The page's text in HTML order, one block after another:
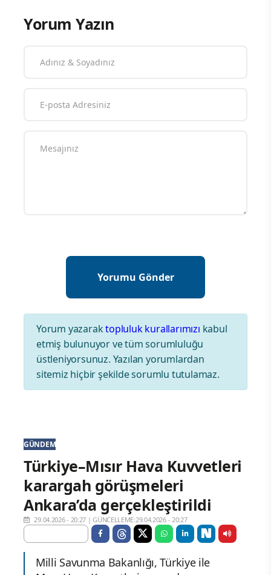
Yorum Yazın
Yorum yazaraktopluluk kurallarımızı kabul
etmiş bulunuyor ve tüm sorumluluğu
üstleniyorsunuz. Yazılan yorumlardan
sitemiz hiçbir şekilde sorumlu tutulamaz.
GÜNDEM
Türkiye–Mısır Hava Kuvvetleri
karargah görüşmeleri
Ankara’da gerçekleştirildi
29.04.2026 - 20:27 |GÜNCELLEME:29.04.2026 - 20:27
Milli Savunma Bakanlığı, Türkiye ile